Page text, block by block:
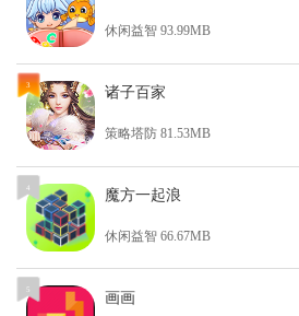
休闲益智 93.99MB
3 诸子百家
策略塔防 81.53MB
4 魔方一起浪
休闲益智 66.67MB
5 画画